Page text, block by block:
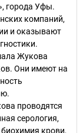
города Уфы.
компаний,
и оказывают
Жукова
Они имеют на
проводятся
серология,
крови,